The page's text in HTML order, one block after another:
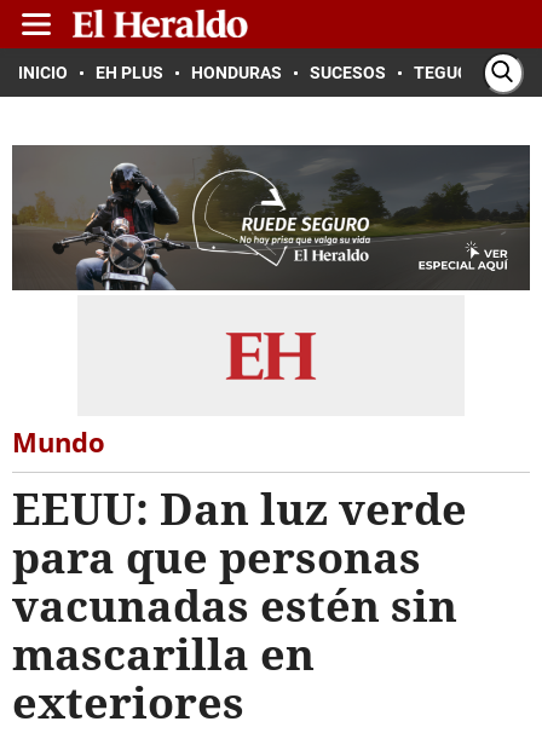
INICIO EH PLUS HONDURAS SUCESOS TEGUCIGALPA
Mundo
EEUU: Dan luz verde
para que personas
vacunadas estén sin
mascarilla en
exteriores